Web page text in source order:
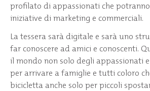
profilato di appassionati che
iniziative di marketing e commerciali.
La tessera sarà digitale e sarà uno
far conoscere ad amici e conoscenti.
il mondo non solo degli appassionati
per arrivare a famiglie e tutti coloro
bicicletta anche solo per piccoli